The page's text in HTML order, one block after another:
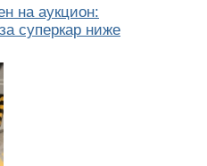
на аукцион:
суперкар ниже